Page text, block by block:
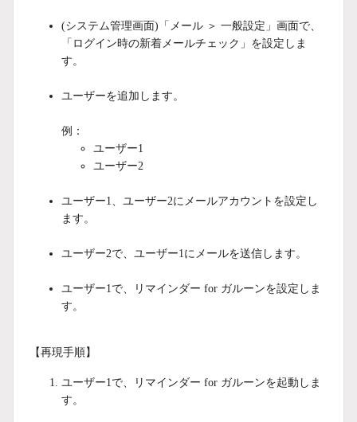
(システム管理画面)「メール ＞ 一般設定」画面で、
「ログイン時の新着メールチェック」を設定しま
す。
ユーザーを追加します。
例：
ユーザー1
ユーザー2
ユーザー1、ユーザー2にメールアカウントを設定し
ます。
ユーザー2で、ユーザー1にメールを送信します。
ユーザー1で、リマインダー for ガルーンを設定しま
す。
【再現手順】
ユーザー1で、リマインダー for ガルーンを起動しま
す。